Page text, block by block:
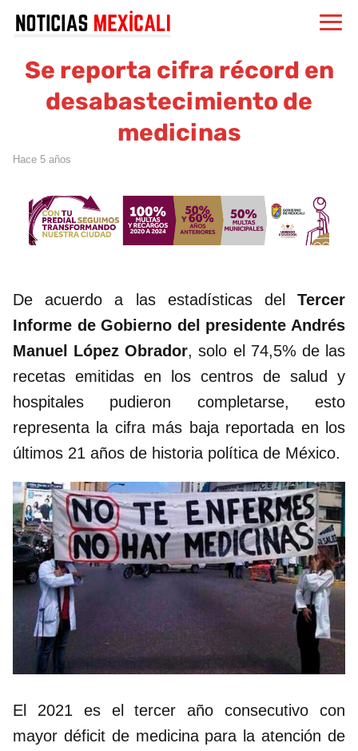
Se reporta cifra récord en
desabastecimiento de
medicinas
hace 5 años
De acuerdo a las estadísticas del Tercer
Informe de Gobierno del presidente Andrés
Manuel López Obrador, solo el 74,5% de las
recetas emitidas en los centros de salud y
hospitales pudieron completarse, esto
representa la cifra más baja reportada en los
últimos 21 años de historia política de México.
El 2021 es el tercer año consecutivo con
mayor déficit de medicina para la atención de